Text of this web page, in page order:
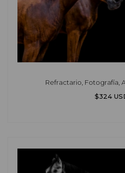
Refractario, Fotografía,
$324